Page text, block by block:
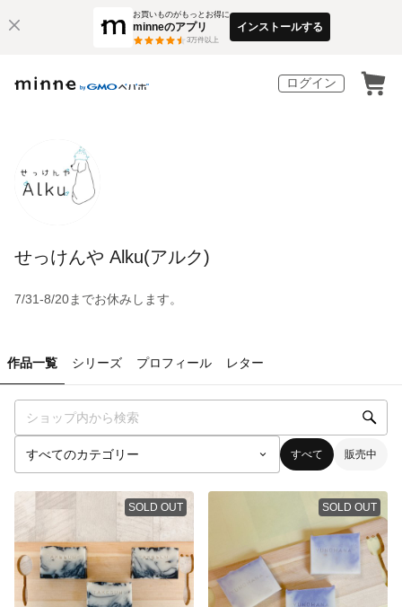
お買いものがもっとお得に
minneのアプリ
3万件以上
インストールする
ログイン
せっけんや Alku(アルク)
7/31-8/20までお休みします。
作品一覧 シリーズ プロフィール レター
すべて 販売中
SOLD OUT SOLD OUT